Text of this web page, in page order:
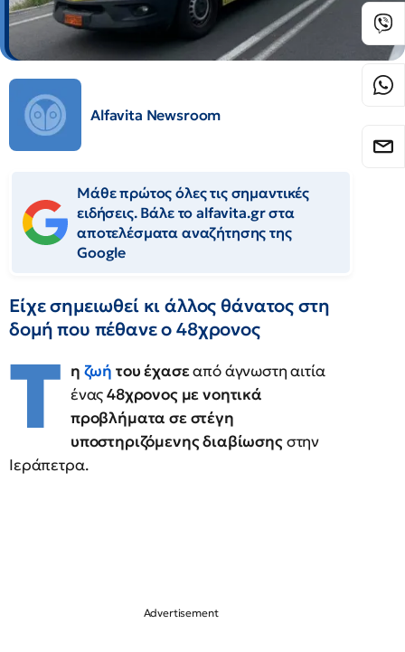
Alfavita Newsroom
Μάθε πρώτος όλες τις σημαντικές
ειδήσεις. Βάλε το alfavita.gr στα
αποτελέσματα αναζήτησης της
Google
Είχε σημειωθεί κι άλλος θάνατος στη
δομή που πέθανε ο 48χρονος
Τ η ζωή του έχασεαπό άγνωστη αιτία
ένας48χρονος με νοητικά
προβλήματα σε στέγη
υποστηριζόμενης διαβίωσηςστην
Ιεράπετρα.